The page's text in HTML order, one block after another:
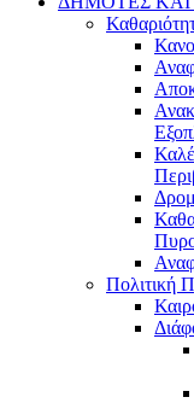
Πολιτική